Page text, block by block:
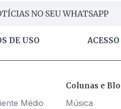
NO SEU WHATSAPP
DE USO
Médio
Colunas e
Música